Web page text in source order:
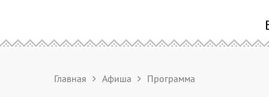
Главная Афиша Программа